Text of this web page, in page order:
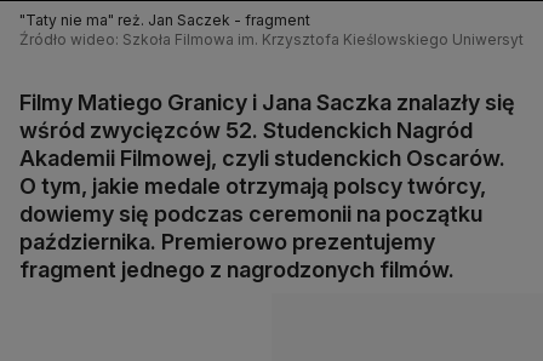
"Taty nie ma" reż. Jan Saczek - fragment
Źródło wideo: Szkoła Filmowa im. Krzysztofa Kieślowskiego
Filmy Matiego Granicy i Jana Saczka znalazły się
wśród zwycięzców 52. Studenckich Nagród
Akademii Filmowej, czyli studenckich Oscarów.
O tym, jakie medale otrzymają polscy twórcy,
dowiemy się podczas ceremonii na początku
października. Premierowo prezentujemy
fragment jednego z nagrodzonych filmów.